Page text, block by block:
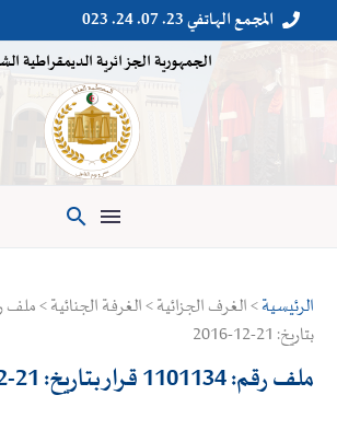

 المجمع الهاتفي 23. 07. 24. 023
الجمهورية الجزائرية الديمقراطية

الرئيسية
بتاريخ: 21-12-2016
ملف رقم: 1101134 قرار بتاريخ: 21-12-2016